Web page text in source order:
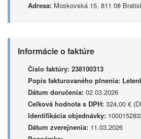
Adresa: Moskovská 15, 811 08
Informácie o faktúre
Číslo faktúry: 238100313
Popis fakturovaného plnenia:
Dátum doručenia: 02.03.2026
Celková hodnota s DPH: 324,00 €
Identifikácia objednávky:
Dátum zverejnenia: 11.03.2026